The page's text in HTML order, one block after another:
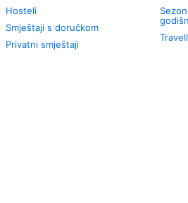
Hosteli
Smještaji s doručkom
Privatni smještaji